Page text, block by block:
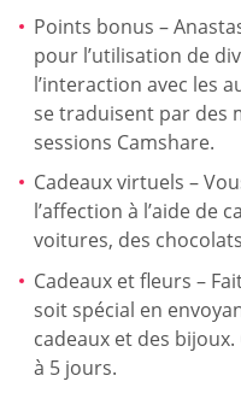
Points bonus –
pour l’utilisation de
l’interaction avec les
se traduisent par des
sessions Camshare.
Cadeaux virtuels –
l’affection à l’aide de
voitures, des
Cadeaux et fleurs –
soit spécial en
cadeaux et des
à 5 jours.